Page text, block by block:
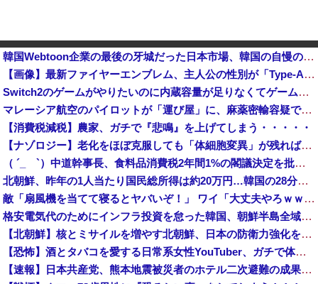
韓国Webtoon企業の最後の牙城だった日本市場、韓国の自慢の種だった某アプリが遂に……他
【画像】最新ファイヤーエンブレム、主人公の性別が「Type-A」と「Type-B」になってしまう
Switch2のゲームがやりたいのに内蔵容量が足りなくてゲームができない
マレーシア航空のパイロットが「運び屋」に、麻薬密輸容疑で拘束…最高刑は死刑！
【消費税減税】農家、ガチで『悲鳴』を上げてしまう・・・・・
【ナゾロジー】老化をほぼ克服しても「体細胞変異」が残ればヒトの寿命は156年、数理モデルで推定
（ ´_ゝ`）中道幹事長、食料品消費税2年間1%の閣議決定を批判 → 記者「中道改革連合は食料品消費税ゼロを公約に掲げていたが？」→ 階猛氏「
北朝鮮、昨年の1人当たり国民総所得は約20万円…韓国の28分の1！
敵「扇風機を当てて寝るとヤバいぞ！」 ワイ「大丈夫やろｗｗｗ」扇風機ポチー
格安電気代のためにインフラ投資を怠った韓国、朝鮮半島全域を猛暑が直撃してしまった結果……
【北朝鮮】核とミサイルを増やす北朝鮮、日本の防衛力強化を見て突然「平和」を語り始める
【恐怖】酒とタバコを愛する日常系女性YouTuber、ガチで体が終わる・・・
【速報】日本共産党、熊本地震被災者のホテル二次避難の成果はウチだとアレオレ詐欺をはじめる